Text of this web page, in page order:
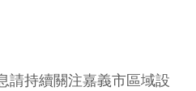
請持續關注嘉義市區域設